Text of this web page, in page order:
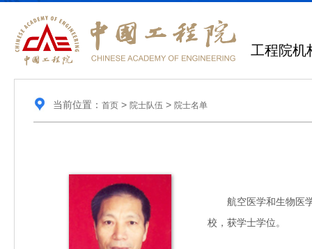
工程院机
当前位置： 首页> 院士队伍 > 院士名单
航空医学和生物医学
校，获学士学位。